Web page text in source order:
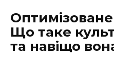
Що таке
та навіщо